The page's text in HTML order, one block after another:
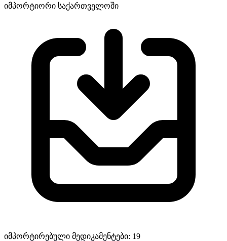
იმპორტიორი საქართველოში
იმპორტირებული მედიკამენტები: 19